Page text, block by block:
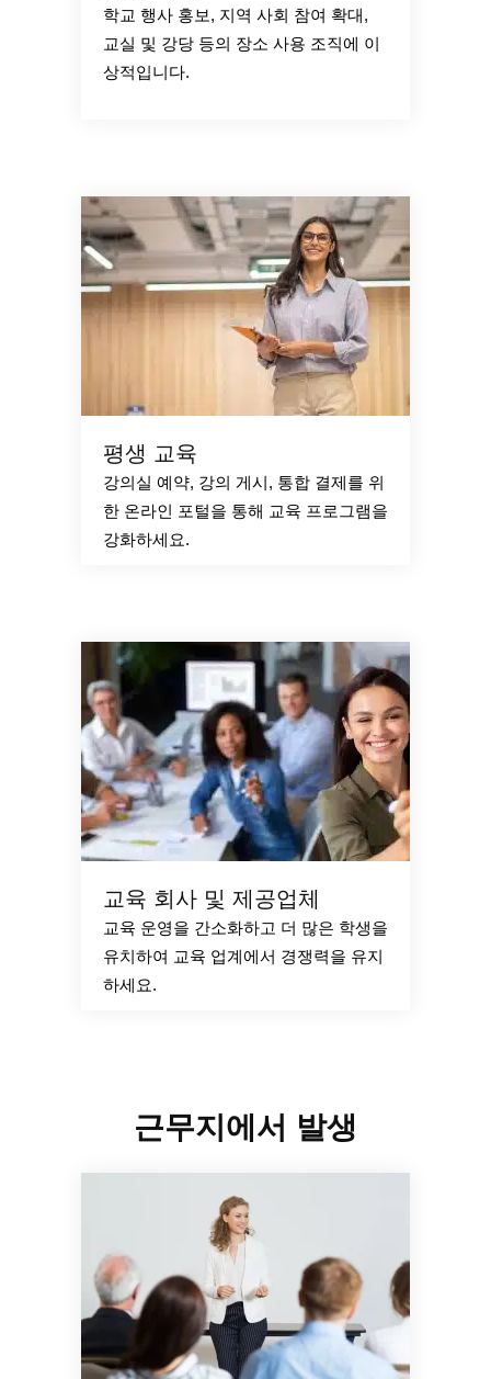
학교 행사 홍보, 지역 사회 참여 확대,
교실 및 강당 등의 장소 사용 조직에 이
상적입니다.
평생 교육
강의실 예약, 강의 게시, 통합 결제를 위
한 온라인 포털을 통해 교육 프로그램을
강화하세요.
교육 회사 및 제공업체
교육 운영을 간소화하고 더 많은 학생을
유치하여 교육 업계에서 경쟁력을 유지
하세요.
근무지에서 발생